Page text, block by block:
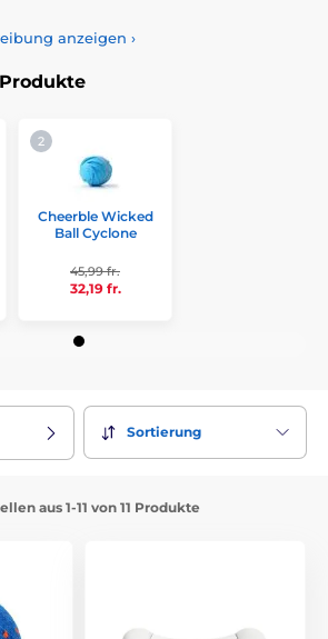
anzeigen ›
Cheerble Wicked
Ball Cyclone
45,99 fr.
32,19 fr.
Sortierung
aus 1-11 von 11 Produkte